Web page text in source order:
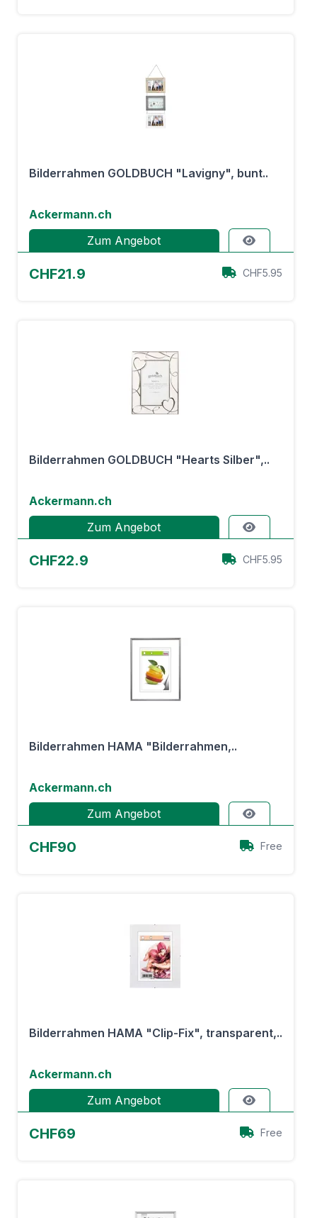
Bilderrahmen GOLDBUCH "Lavigny", bunt..
Ackermann.ch
Zum Angebot
CHF21.9 CHF5.95
Bilderrahmen GOLDBUCH "Hearts Silber",..
Ackermann.ch
Zum Angebot
CHF22.9 CHF5.95
Bilderrahmen HAMA "Bilderrahmen,..
Ackermann.ch
Zum Angebot
CHF90 Free
Bilderrahmen HAMA "Clip-Fix", transparent,..
Ackermann.ch
Zum Angebot
CHF69 Free